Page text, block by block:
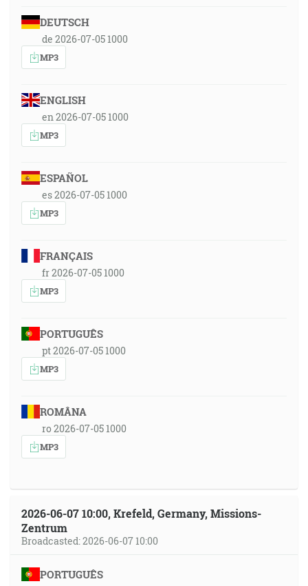
DEUTSCH
de 2026-07-05 1000
MP3
ENGLISH
en 2026-07-05 1000
MP3
ESPAÑOL
es 2026-07-05 1000
MP3
FRANÇAIS
fr 2026-07-05 1000
MP3
PORTUGUÊS
pt 2026-07-05 1000
MP3
ROMÂNA
ro 2026-07-05 1000
MP3
2026-06-07 10:00, Krefeld, Germany, Missions-
Zentrum
Broadcasted: 2026-06-07 10:00
PORTUGUÊS